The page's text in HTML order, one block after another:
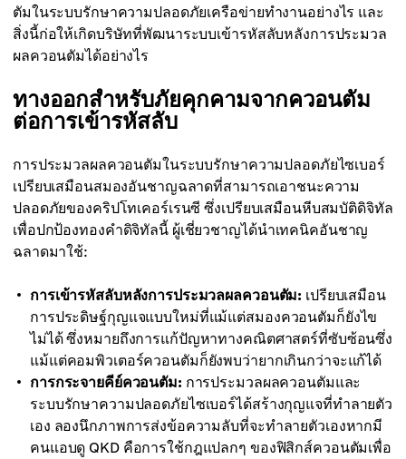
ตัมในระบบรักษาความปลอดภัยเครือข่ายทำงานอย่างไร และ
สิ่งนี้ก่อให้เกิดบริษัทที่พัฒนาระบบเข้ารหัสลับหลังการประมวล
ผลควอนตัมได้อย่างไร
ทางออกสำหรับภัยคุกคามจากควอนตัม
ต่อการเข้ารหัสลับ
การประมวลผลควอนตัมในระบบรักษาความปลอดภัยไซเบอร์
เปรียบเสมือนสมองอันชาญฉลาดที่สามารถเอาชนะความ
ปลอดภัยของคริปโทเคอร์เรนซี ซึ่งเปรียบเสมือนหีบสมบัติดิจิทัล
เพื่อปกป้องทองคำดิจิทัลนี้ ผู้เชี่ยวชาญได้นำเทคนิคอันชาญ
ฉลาดมาใช้:
การเข้ารหัสลับหลังการประมวลผลควอนตัม: เปรียบเสมือน
การประดิษฐ์กุญแจแบบใหม่ที่แม้แต่สมองควอนตัมก็ยังไข
ไม่ได้ ซึ่งหมายถึงการแก้ปัญหาทางคณิตศาสตร์ที่ซับซ้อนซึ่ง
แม้แต่คอมพิวเตอร์ควอนตัมก็ยังพบว่ายากเกินกว่าจะแก้ได้
การกระจายคีย์ควอนตัม: การประมวลผลควอนตัมและ
ระบบรักษาความปลอดภัยไซเบอร์ได้สร้างกุญแจที่ทำลายตัว
เอง ลองนึกภาพการส่งข้อความลับที่จะทำลายตัวเองหากมี
คนแอบดู QKD คือการใช้กฎแปลกๆ ของฟิสิกส์ควอนตัมเพื่อ